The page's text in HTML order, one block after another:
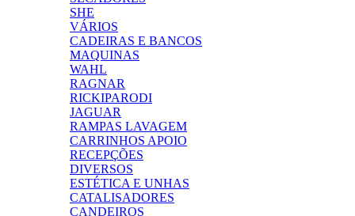
SHE
VÁRIOS
CADEIRAS E BANCOS
MAQUINAS
WAHL
RAGNAR
RICKIPARODI
JAGUAR
RAMPAS LAVAGEM
CARRINHOS APOIO
RECEPÇÕES
DIVERSOS
ESTÉTICA E UNHAS
CATALISADORES
CANDEIROS